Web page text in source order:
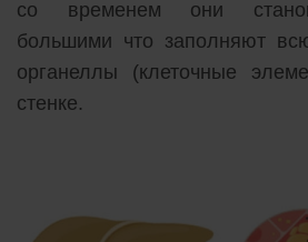
со временем они
большими что заполняют
органеллы (клеточные
стенке.